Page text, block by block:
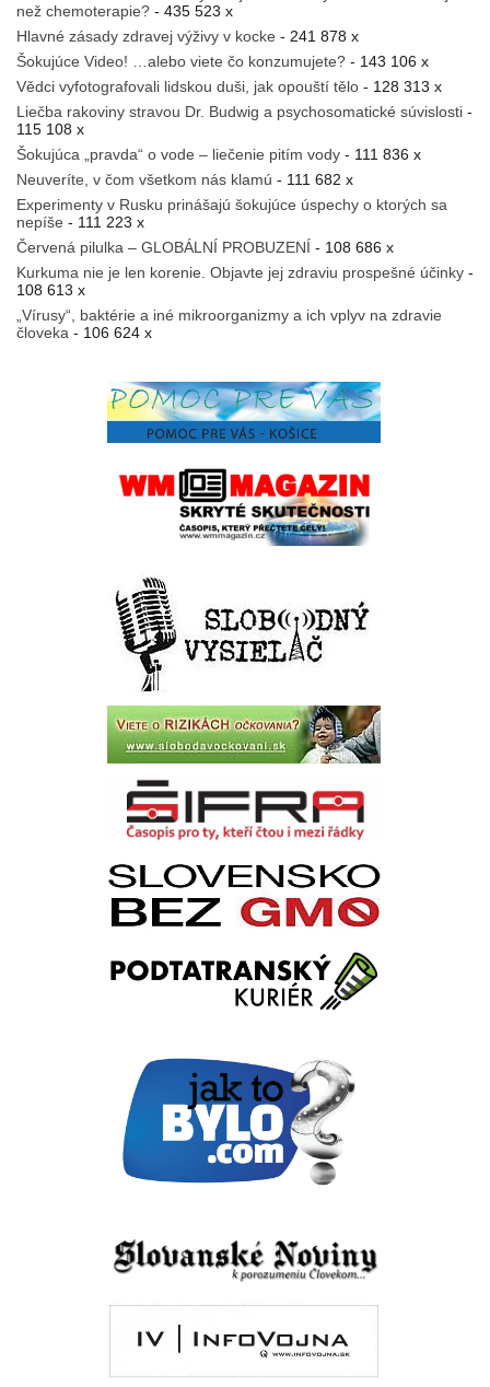
než chemoterapie? - 435 523 x
Hlavné zásady zdravej výživy v kocke - 241 878 x
Šokujúce Video! …alebo viete čo konzumujete? - 143 106 x
Vědci vyfotografovali lidskou duši, jak opouští tělo - 128 313 x
Liečba rakoviny stravou Dr. Budwig a psychosomatické súvislosti -
115 108 x
Šokujúca „pravda“ o vode – liečenie pitím vody - 111 836 x
Neuveríte, v čom všetkom nás klamú - 111 682 x
Experimenty v Rusku prinášajú šokujúce úspechy o ktorých sa
nepíše - 111 223 x
Červená pilulka – GLOBÁLNÍ PROBUZENÍ - 108 686 x
Kurkuma nie je len korenie. Objavte jej zdraviu prospešné účinky -
108 613 x
„Vírusy“, baktérie a iné mikroorganizmy a ich vplyv na zdravie
človeka - 106 624 x